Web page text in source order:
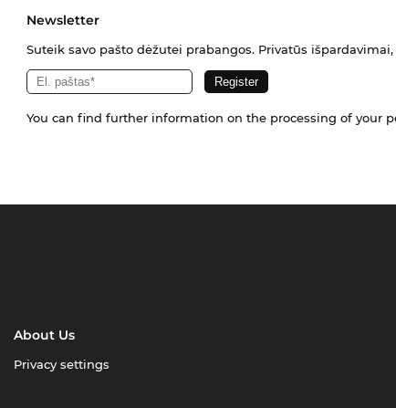
Newsletter
Suteik savo pašto dėžutei prabangos. Privatūs
You can find further information on the processing of your
About Us
Privacy settings